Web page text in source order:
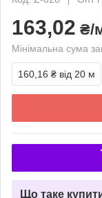
163,02 ₴/
Мінімальна сума
160,16 ₴ від 20 м
Що таке